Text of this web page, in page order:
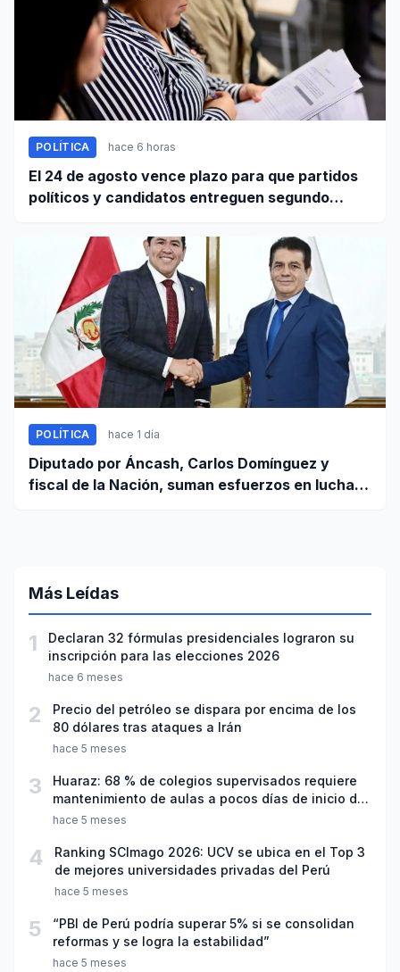
POLÍTICA hace 6 horas
El 24 de agosto vence plazo para que partidos
políticos y candidatos entreguen segundo
POLÍTICA hace 1 día
Diputado por Áncash, Carlos Domínguez y
fiscal de la Nación, suman esfuerzos en lucha
Más Leídas
1
Declaran 32 fórmulas presidenciales lograron su
inscripción para las elecciones 2026
hace 6 meses
2
Precio del petróleo se dispara por encima de los
80 dólares tras ataques a Irán
hace 5 meses
3
Huaraz: 68 % de colegios supervisados requiere
mantenimiento de aulas a pocos días de inicio del
año escolar 2026
hace 5 meses
4
Ranking SCImago 2026: UCV se ubica en el Top 3
de mejores universidades privadas del Perú
hace 5 meses
5
“PBI de Perú podría superar 5% si se consolidan
reformas y se logra la estabilidad”
hace 5 meses